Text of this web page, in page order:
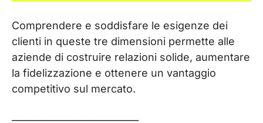
Comprendere e soddisfare le esigenze dei
clienti in queste tre dimensioni permette alle
aziende di costruire relazioni solide, aumentare
la fidelizzazione e ottenere un vantaggio
competitivo sul mercato.